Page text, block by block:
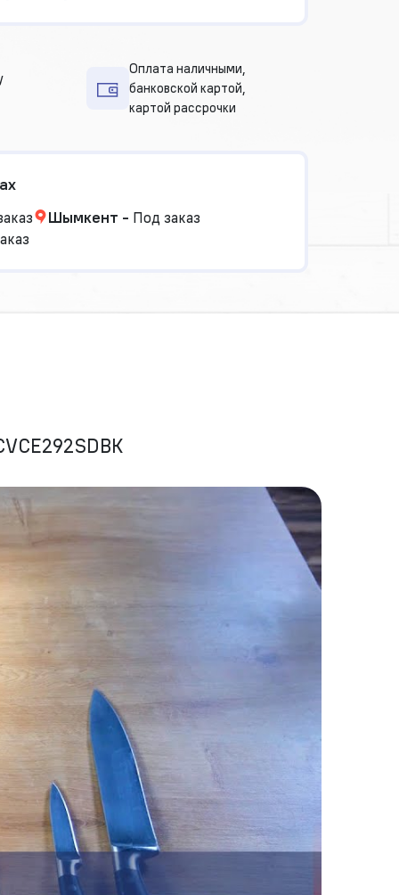
Оплата наличными,
банковской картой,
картой рассрочки
Шымкент - Под заказ